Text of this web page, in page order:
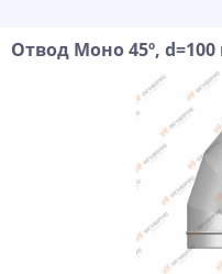
Отвод Моно 45º,